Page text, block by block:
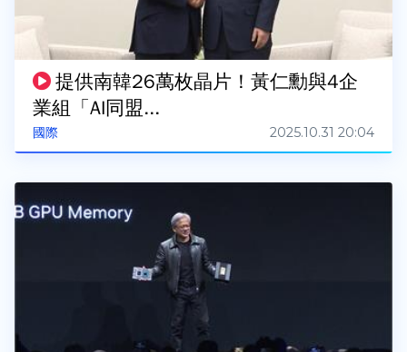
國際
提供南韓26萬枚晶片！黃仁勳與4企
業組「AI同盟...
2025.10.31 20:04